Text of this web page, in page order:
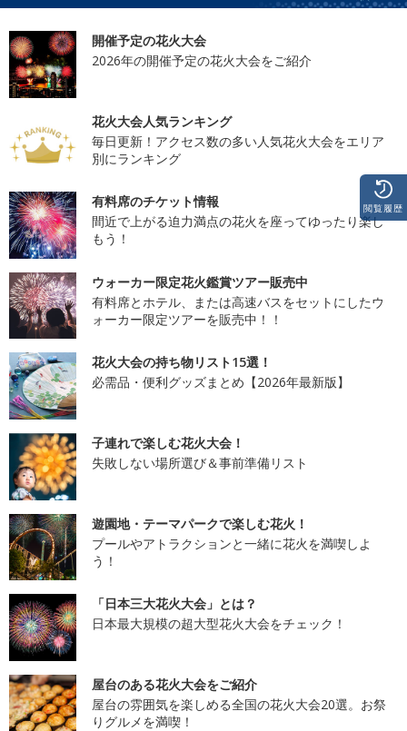
開催予定の花火大会
2026年の開催予定の花火大会をご紹介
花火大会人気ランキング
毎日更新！アクセス数の多い人気花火大会をエリア
別にランキング
有料席のチケット情報
間近で上がる迫力満点の花火を座ってゆったり楽し
もう！
ウォーカー限定花火鑑賞ツアー販売中
有料席とホテル、または高速バスをセットにしたウ
ォーカー限定ツアーを販売中！！
花火大会の持ち物リスト15選！
必需品・便利グッズまとめ【2026年最新版】
子連れで楽しむ花火大会！
失敗しない場所選び＆事前準備リスト
遊園地・テーマパークで楽しむ花火！
プールやアトラクションと一緒に花火を満喫しよ
う！
「日本三大花火大会」とは？
日本最大規模の超大型花火大会をチェック！
屋台のある花火大会をご紹介
屋台の雰囲気を楽しめる全国の花火大会20選。お祭
りグルメを満喫！
閲覧履歴